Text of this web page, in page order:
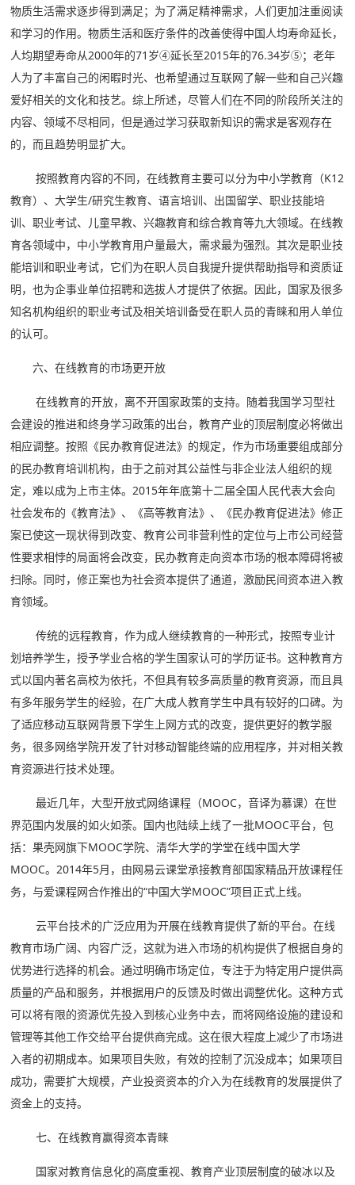
物质生活需求逐步得到满足；为了满足精神需求，人们更加注重阅读
和学习的作用。物质生活和医疗条件的改善使得中国人均寿命延长，
人均期望寿命从2000年的71岁④延长至2015年的76.34岁⑤；老年
人为了丰富自己的闲暇时光、也希望通过互联网了解一些和自己兴趣
爱好相关的文化和技艺。综上所述，尽管人们在不同的阶段所关注的
内容、领域不尽相同，但是通过学习获取新知识的需求是客观存在
的，而且趋势明显扩大。
按照教育内容的不同，在线教育主要可以分为中小学教育（K12
教育）、大学生/研究生教育、语言培训、出国留学、职业技能培
训、职业考试、儿童早教、兴趣教育和综合教育等九大领域。在线教
育各领域中，中小学教育用户量最大，需求最为强烈。其次是职业技
能培训和职业考试，它们为在职人员自我提升提供帮助指导和资质证
明，也为企事业单位招聘和选拔人才提供了依据。因此，国家及很多
知名机构组织的职业考试及相关培训备受在职人员的青睐和用人单位
的认可。
六、在线教育的市场更开放
在线教育的开放，离不开国家政策的支持。随着我国学习型社
会建设的推进和终身学习政策的出台，教育产业的顶层制度必将做出
相应调整。按照《民办教育促进法》的规定，作为市场重要组成部分
的民办教育培训机构，由于之前对其公益性与非企业法人组织的规
定，难以成为上市主体。2015年年底第十二届全国人民代表大会向
社会发布的《教育法》、《高等教育法》、《民办教育促进法》修正
案已使这一现状得到改变、教育公司非营利性的定位与上市公司经营
性要求相悖的局面将会改变，民办教育走向资本市场的根本障碍将被
扫除。同时，修正案也为社会资本提供了通道，激励民间资本进入教
育领域。
传统的远程教育，作为成人继续教育的一种形式，按照专业计
划培养学生，授予学业合格的学生国家认可的学历证书。这种教育方
式以国内著名高校为依托，不但具有较多高质量的教育资源，而且具
有多年服务学生的经验，在广大成人教育学生中具有较好的口碑。为
了适应移动互联网背景下学生上网方式的改变，提供更好的教学服
务，很多网络学院开发了针对移动智能终端的应用程序，并对相关教
育资源进行技术处理。
最近几年，大型开放式网络课程（MOOC，音译为慕课）在世
界范围内发展的如火如荼。国内也陆续上线了一批MOOC平台，包
括：果壳网旗下MOOC学院、清华大学的学堂在线中国大学
MOOC。2014年5月，由网易云课堂承接教育部国家精品开放课程任
务，与爱课程网合作推出的“中国大学MOOC”项目正式上线。
云平台技术的广泛应用为开展在线教育提供了新的平台。在线
教育市场广阔、内容广泛，这就为进入市场的机构提供了根据自身的
优势进行选择的机会。通过明确市场定位，专注于为特定用户提供高
质量的产品和服务，并根据用户的反馈及时做出调整优化。这种方式
可以将有限的资源优先投入到核心业务中去，而将网络设施的建设和
管理等其他工作交给平台提供商完成。这在很大程度上减少了市场进
入者的初期成本。如果项目失败，有效的控制了沉没成本；如果项目
成功，需要扩大规模，产业投资资本的介入为在线教育的发展提供了
资金上的支持。
七、在线教育赢得资本青睐
国家对教育信息化的高度重视、教育产业顶层制度的破冰以及